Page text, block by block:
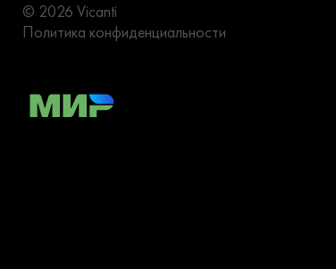
© 2026 Vicanti
Политика конфиденциальности